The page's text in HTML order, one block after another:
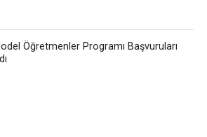
Öğretmenler Programı Başvuruları